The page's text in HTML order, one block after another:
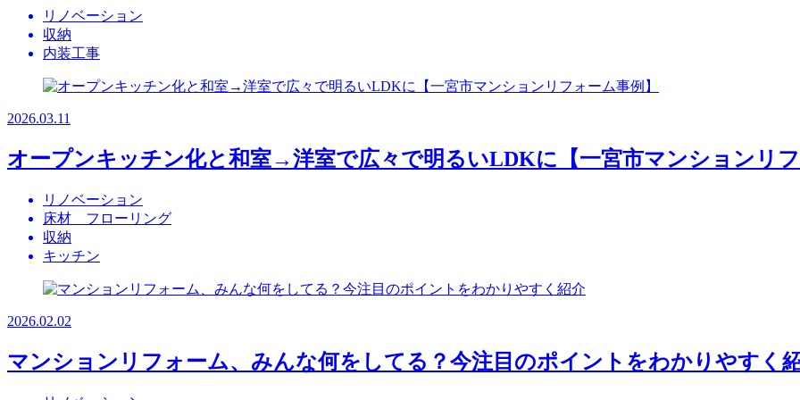
リノベーション
収納
内装工事
2026.03.11
オープンキッチン化と和室→洋室で広々で明るいLDKに【一宮市マンションリフ
リノベーション
床材 フローリング
収納
キッチン
2026.02.02
マンションリフォーム、みんな何をしてる？今注目のポイントをわかりやすく